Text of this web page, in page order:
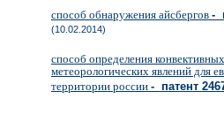
способ обнаружения айсбергов -
(10.02.2014)
способ определения
метеорологических явлений для
территории россии - патент